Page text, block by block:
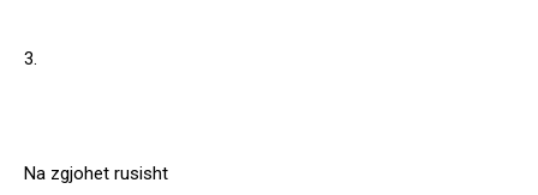
3.
Na zgjohet rusisht